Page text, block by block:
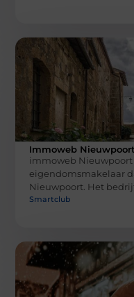
Immoweb Nieuwpoort
immoweb Nieuwpoort
eigendomsmakelaar
Nieuwpoort. Het
Smartclub